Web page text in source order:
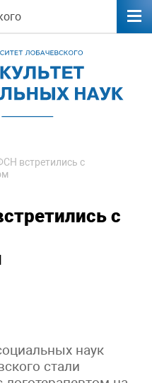
встретились с
с
наук
стали